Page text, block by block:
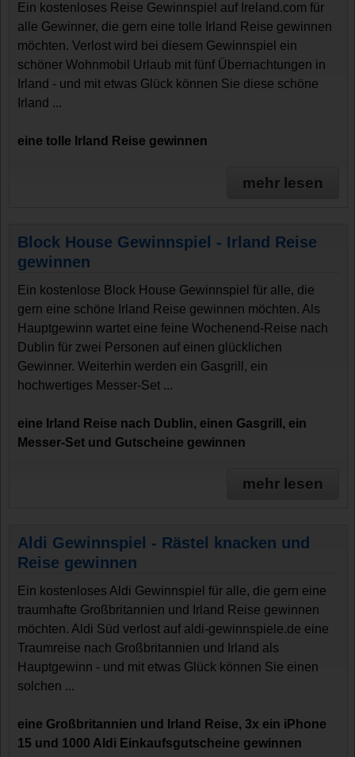
Ein kostenloses Reise Gewinnspiel auf Ireland.com für
alle Gewinner, die gern eine tolle Irland Reise gewinnen
möchten. Verlost wird bei diesem Gewinnspiel ein
schöner Wohnmobil Urlaub mit fünf Übernachtungen in
Irland - und mit etwas Glück können Sie diese schöne
Irland ...
eine tolle Irland Reise gewinnen
mehr lesen
Block House Gewinnspiel - Irland Reise
gewinnen
Ein kostenlose Block House Gewinnspiel für alle, die
gern eine schöne Irland Reise gewinnen möchten. Als
Hauptgewinn wartet eine feine Wochenend-Reise nach
Dublin für zwei Personen auf einen glücklichen
Gewinner. Weiterhin werden ein Gasgrill, ein
hochwertiges Messer-Set ...
eine Irland Reise nach Dublin, einen Gasgrill, ein
Messer-Set und Gutscheine gewinnen
mehr lesen
Aldi Gewinnspiel - Rästel knacken und
Reise gewinnen
Ein kostenloses Aldi Gewinnspiel für alle, die gern eine
traumhafte Großbritannien und Irland Reise gewinnen
möchten. Aldi Süd verlost auf aldi-gewinnspiele.de eine
Traumreise nach Großbritannien und Irland als
Hauptgewinn - und mit etwas Glück können Sie einen
solchen ...
eine Großbritannien und Irland Reise, 3x ein iPhone
15 und 1000 Aldi Einkaufsgutscheine gewinnen